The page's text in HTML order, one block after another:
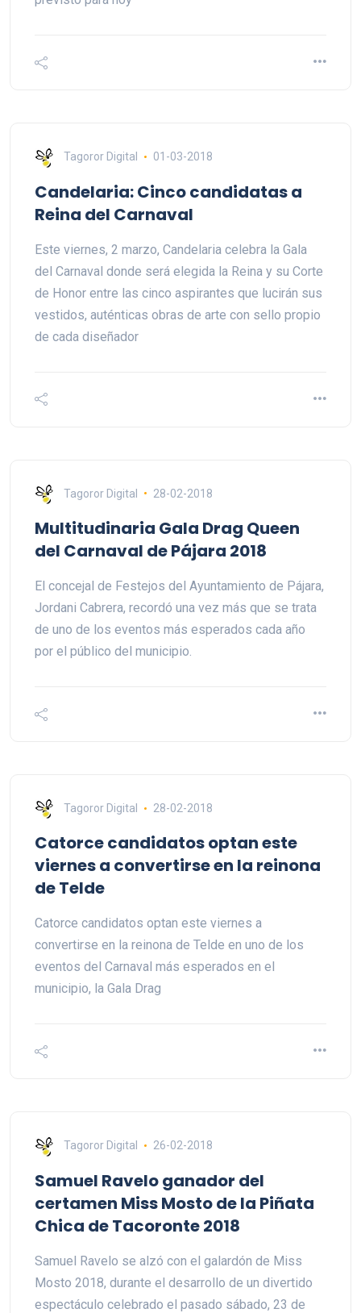
Tagoror Digital 01-03-2018
Candelaria: Cinco candidatas a
Reina del Carnaval
Este viernes, 2 marzo, Candelaria celebra la Gala
del Carnaval donde será elegida la Reina y su Corte
de Honor entre las cinco aspirantes que lucirán sus
vestidos, auténticas obras de arte con sello propio
de cada diseñador
Tagoror Digital 28-02-2018
Multitudinaria Gala Drag Queen
del Carnaval de Pájara 2018
El concejal de Festejos del Ayuntamiento de Pájara,
Jordani Cabrera, recordó una vez más que se trata
de uno de los eventos más esperados cada año
por el público del municipio.
Tagoror Digital 28-02-2018
Catorce candidatos optan este
viernes a convertirse en la reinona
de Telde
Catorce candidatos optan este viernes a
convertirse en la reinona de Telde en uno de los
eventos del Carnaval más esperados en el
municipio, la Gala Drag
Tagoror Digital 26-02-2018
Samuel Ravelo ganador del
certamen Miss Mosto de la Piñata
Chica de Tacoronte 2018
Samuel Ravelo se alzó con el galardón de Miss
Mosto 2018, durante el desarrollo de un divertido
espectáculo celebrado el pasado sábado, 23 de